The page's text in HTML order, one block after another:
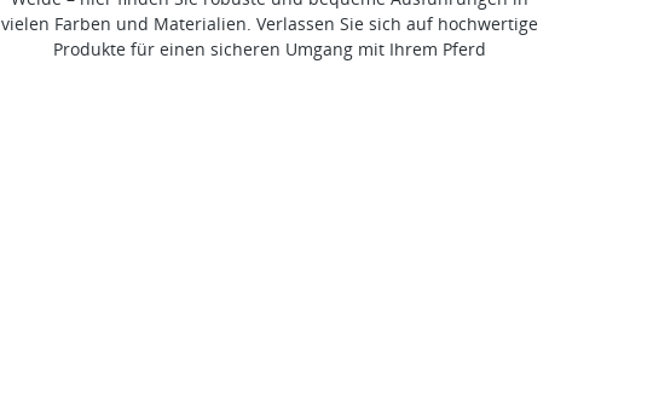
vielen Farben und Materialien. Verlassen Sie sich auf hochwertige
Produkte für einen sicheren Umgang mit Ihrem Pferd